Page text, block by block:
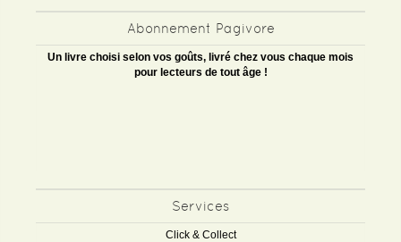
Abonnement Pagivore
Un livre choisi selon vos goûts, livré chez vous chaque mois
pour lecteurs de tout âge !
Services
Click & Collect